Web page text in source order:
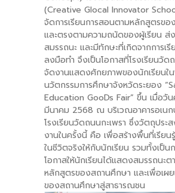
-- ทีมงาน สบน.
ติดต่อเรา
(Creative Glocal Innovator
จัดการเรียนการสอนตามหลักสูตรขอ
และตรงตามความถนัดของผู้เรียน ส่
สมรรถนะ และมีทักษะที่เกิดจากการเรี
ลงมือทำ จึงเป็นโอกาสที่โรงเรียนวัด
จัดงานแสดงศักยภาพของนักเรียนใ
นวัตกรรมการศึกษาจังหวัดระยอง
Education GooDs Fair” ขึ้น เมื่อวั
มีนาคม 2568 ณ บริเวณอาคารอเนก
โรงเรียนวัดถนนกะเพรา ซึ่งวัตถุประ
งานในครั้งนี้ คือ เพื่อสร้างพื้นที่เรีย
ในชีวิตจริงให้กับนักเรียน รวมทั้งเป็น
โอกาสให้นักเรียนได้แสดงสมรรถนะต
หลักสูตรของสถานศึกษา และเพื่อเผ
ของสถานศึกษาสู่สาธารณชน